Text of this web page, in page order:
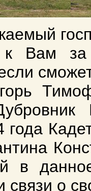
Вам за
года
в
связи о